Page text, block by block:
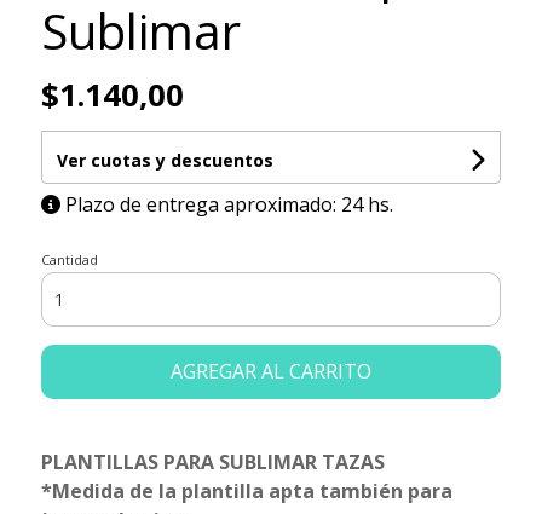
Sublimar
$1.140,00
Ver cuotas y descuentos
Plazo de entrega aproximado: 24 hs.
Cantidad
AGREGAR AL CARRITO
PLANTILLAS PARA SUBLIMAR TAZAS
*Medida de la plantilla apta también para